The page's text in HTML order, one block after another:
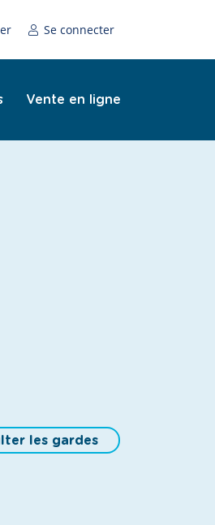
Se connecter
Vente en ligne
les gardes